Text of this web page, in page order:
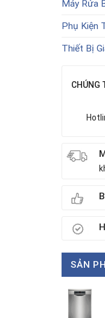
Máy Rửa
Phụ Kiện
Thiết Bị
CHÚNG
SẢN